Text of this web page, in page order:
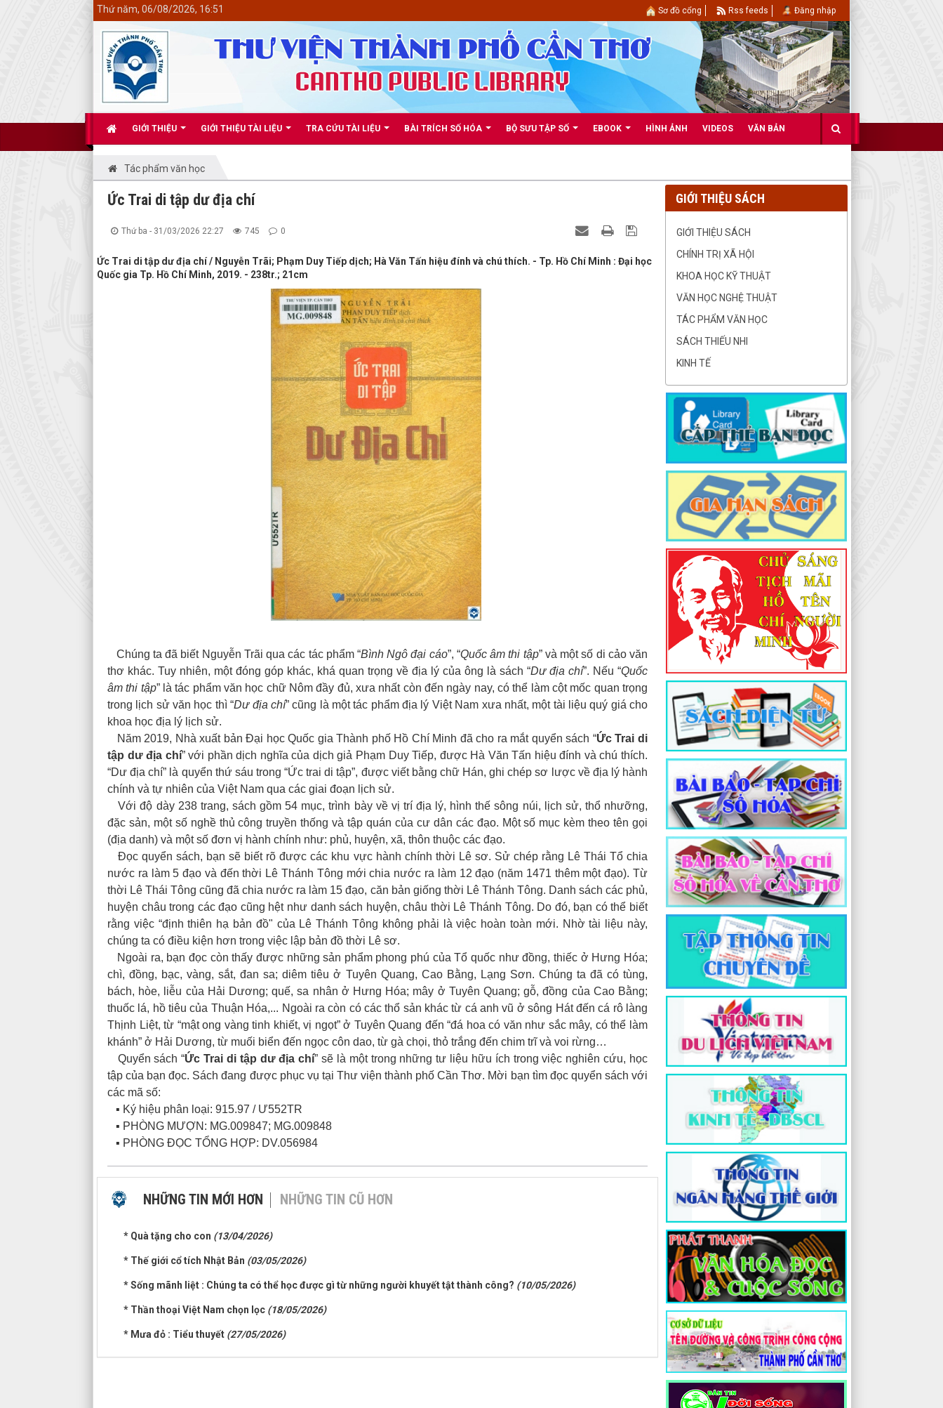
GIỚI THIỆU GIỚI THIỆU TÀI LIỆU TRA CỨU TÀI LIỆU BÀI TRÍCH SỐ HÓA BỘ SƯU TẬP SỐ EBOOK HÌNH ẢNH VIDEOS VĂN BẢN
Thứ năm, 06/08/2026, 16:51 Sơ đồ cổng Rss feeds Đăng nhập
Tác phẩm văn học
Ức Trai di tập dư địa chí
Thứ ba - 31/03/2026 22:27 745 0
Ức Trai di tập dư địa chí / Nguyễn Trãi; Phạm Duy Tiếp dịch; Hà Văn Tấn hiệu đính và chú thích. - Tp. Hồ Chí Minh : Đại học
Quốc gia Tp. Hồ Chí Minh, 2019. - 238tr.; 21cm
Chúng ta đã biết Nguyễn Trãi qua các tác phẩm “Bình Ngô đại cáo”, “Quốc âm thi tập” và một số di cảo văn
thơ khác. Tuy nhiên, một đóng góp khác, khá quan trọng về địa lý của ông là sách “Dư địa chí”. Nếu “Quốc
âm thi tập” là tác phẩm văn học chữ Nôm đầy đủ, xưa nhất còn đến ngày nay, có thể làm cột mốc quan trọng
trong lịch sử văn học thì “Dư địa chí” cũng là một tác phẩm địa lý Việt Nam xưa nhất, một tài liệu quý giá cho
khoa học địa lý lịch sử.
Năm 2019, Nhà xuất bản Đại học Quốc gia Thành phố Hồ Chí Minh đã cho ra mắt quyển sách “Ức Trai di
tập dư địa chí” với phần dịch nghĩa của dịch giả Phạm Duy Tiếp, được Hà Văn Tấn hiệu đính và chú thích.
“Dư địa chí” là quyển thứ sáu trong “Ức trai di tập”, được viết bằng chữ Hán, ghi chép sơ lược về địa lý hành
chính và tự nhiên của Việt Nam qua các giai đoạn lịch sử.
Với độ dày 238 trang, sách gồm 54 mục, trình bày về vị trí địa lý, hình thế sông núi, lịch sử, thổ nhưỡng,
đặc sản, một số nghề thủ công truyền thống và tập quán của cư dân các đạo. Một số mục kèm theo tên gọi
(địa danh) và một số đơn vị hành chính như: phủ, huyện, xã, thôn thuộc các đạo.
Đọc quyển sách, bạn sẽ biết rõ được các khu vực hành chính thời Lê sơ. Sử chép rằng Lê Thái Tổ chia
nước ra làm 5 đạo và đến thời Lê Thánh Tông mới chia nước ra làm 12 đạo (năm 1471 thêm một đạo). Từ
thời Lê Thái Tông cũng đã chia nước ra làm 15 đạo, căn bản giống thời Lê Thánh Tông. Danh sách các phủ,
huyện châu trong các đạo cũng hệt như danh sách huyện, châu thời Lê Thánh Tông. Do đó, bạn có thể biết
rằng việc “định thiên hạ bản đồ" của Lê Thánh Tông không phải là việc hoàn toàn mới. Nhờ tài liệu này,
chúng ta có điều kiện hơn trong việc lập bản đồ thời Lê sơ.
Ngoài ra, bạn đọc còn thấy được những sản phẩm phong phú của Tổ quốc như đồng, thiếc ở Hưng Hóa;
chì, đồng, bạc, vàng, sắt, đan sa; diêm tiêu ở Tuyên Quang, Cao Bằng, Lạng Sơn. Chúng ta đã có tùng,
bách, hòe, liễu của Hải Dương; quế, sa nhân ở Hưng Hóa; mây ở Tuyên Quang; gỗ, đồng của Cao Bằng;
thuốc lá, hồ tiêu của Thuận Hóa,... Ngoài ra còn có các thổ sản khác từ cá anh vũ ở sông Hát đến cá rô làng
Thịnh Liệt, từ “mật ong vàng tinh khiết, vị ngọt” ở Tuyên Quang đến “đá hoa có văn như sắc mây, có thể làm
khánh” ở Hải Dương, từ muối biển đến ngọc côn dao, từ gà chọi, thỏ trắng đến chim trĩ và voi rừng…
Quyển sách “Ức Trai di tập dư địa chí” sẽ là một trong những tư liệu hữu ích trong việc nghiên cứu, học
tập của bạn đọc. Sách đang được phục vụ tại Thư viện thành phố Cần Thơ. Mời bạn tìm đọc quyển sách với
các mã số:
▪ Ký hiệu phân loại: 915.97 / Ư552TR
▪ PHÒNG MƯỢN: MG.009847; MG.009848
▪ PHÒNG ĐỌC TỔNG HỢP: DV.056984
NHỮNG TIN MỚI HƠN NHỮNG TIN CŨ HƠN
* Quà tặng cho con (13/04/2026)
* Thế giới cổ tích Nhật Bản (03/05/2026)
* Sống mãnh liệt : Chúng ta có thể học được gì từ những người khuyết tật thành công? (10/05/2026)
* Thần thoại Việt Nam chọn lọc (18/05/2026)
* Mưa đỏ : Tiểu thuyết (27/05/2026)
GIỚI THIỆU SÁCH
GIỚI THIỆU SÁCH
CHÍNH TRỊ XÃ HỘI
KHOA HỌC KỸ THUẬT
VĂN HỌC NGHỆ THUẬT
TÁC PHẨM VĂN HỌC
SÁCH THIẾU NHI
KINH TẾ